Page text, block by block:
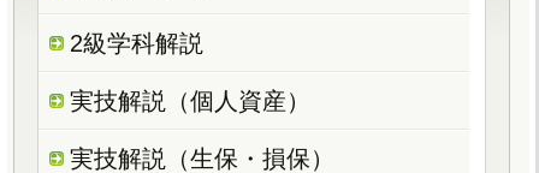
2級学科解説
実技解説（個人資産）
実技解説（生保・損保）